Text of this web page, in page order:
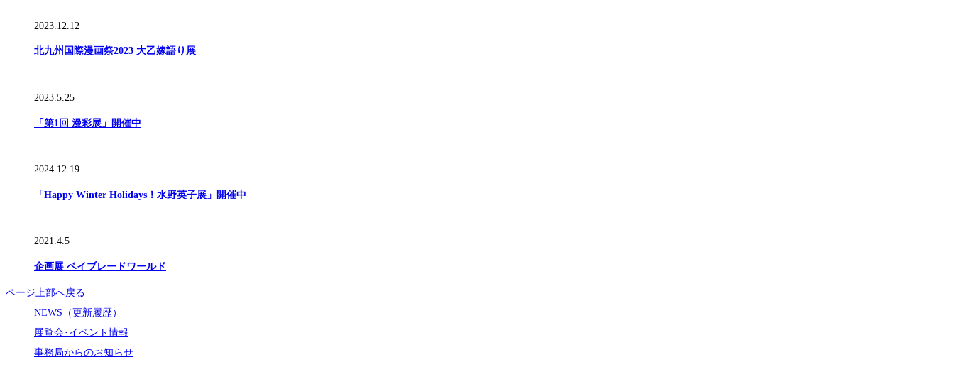
2023.12.12
北九州国際漫画祭2023 大乙嫁語り展
2023.5.25
「第1回 漫彩展」開催中
2024.12.19
「Happy Winter Holidays！水野英子展」開催中
2021.4.5
企画展 ベイブレードワールド
ページ上部へ戻る
NEWS（更新履歴）
展覧会･イベント情報
事務局からのお知らせ